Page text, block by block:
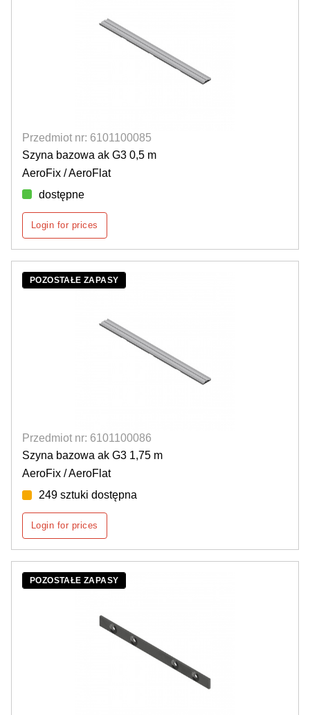
Przedmiot nr: 6101100085
Szyna bazowa ak G3 0,5 m
AeroFix / AeroFlat
dostępne
Login for prices
POZOSTAŁE ZAPASY
Przedmiot nr: 6101100086
Szyna bazowa ak G3 1,75 m
AeroFix / AeroFlat
249 sztuki dostępna
Login for prices
POZOSTAŁE ZAPASY